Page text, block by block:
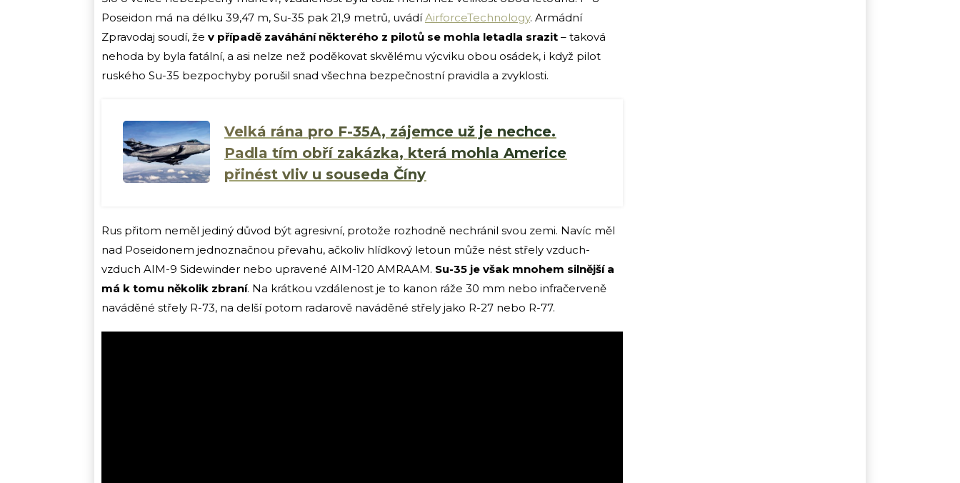
Poseidon má na délku 39,47 m, Su-35 pak 21,9 metrů, uvádíAirforceTechnology. Armádní
Zpravodaj soudí, že v případě zaváhání některého z pilotů se mohla letadla srazit – taková
nehoda by byla fatální, a asi nelze než poděkovat skvělému výcviku obou osádek, i když pilot
ruského Su-35 bezpochyby porušil snad všechna bezpečnostní pravidla a zvyklosti.
Velká rána pro F-35A, zájemce už je nechce.
Padla tím obří zakázka, která mohla Americe
přinést vliv u souseda Číny
Rus přitom neměl jediný důvod být agresivní, protože rozhodně nechránil svou zemi. Navíc měl
nad Poseidonem jednoznačnou převahu, ačkoliv hlídkový letoun může nést střely vzduch-
vzduch AIM-9 Sidewinder nebo upravené AIM-120 AMRAAM. Su-35 je však mnohem silnější a
má k tomu několik zbraní. Na krátkou vzdálenost je to kanon ráže 30 mm nebo infračerveně
naváděné střely R-73, na delší potom radarově naváděné střely jako R-27 nebo R-77.